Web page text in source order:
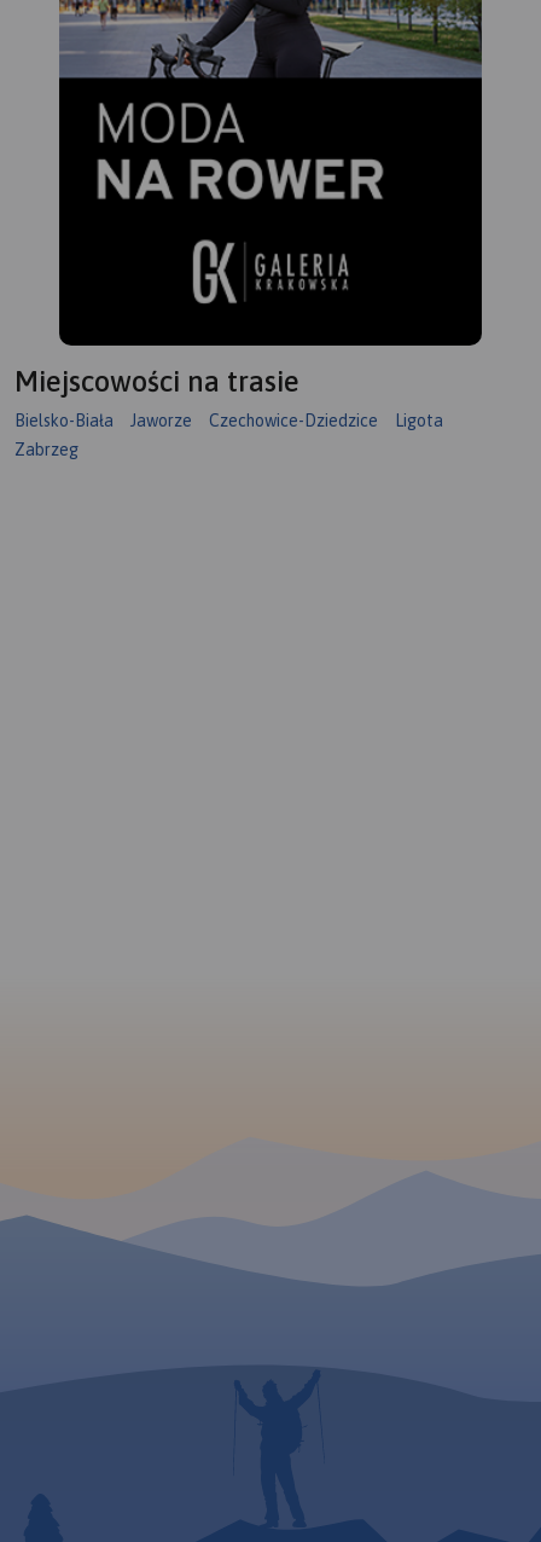
uprawiania różnych form
turystyki, także dla osób
zmotoryzowanych. Mapę offline
można zakupić w aplikacji
Traseo na urządzenia
Miejscowości na trasie
Bielsko-Biała Jaworze Czechowice-Dziedzice
Ligota
Zabrzeg